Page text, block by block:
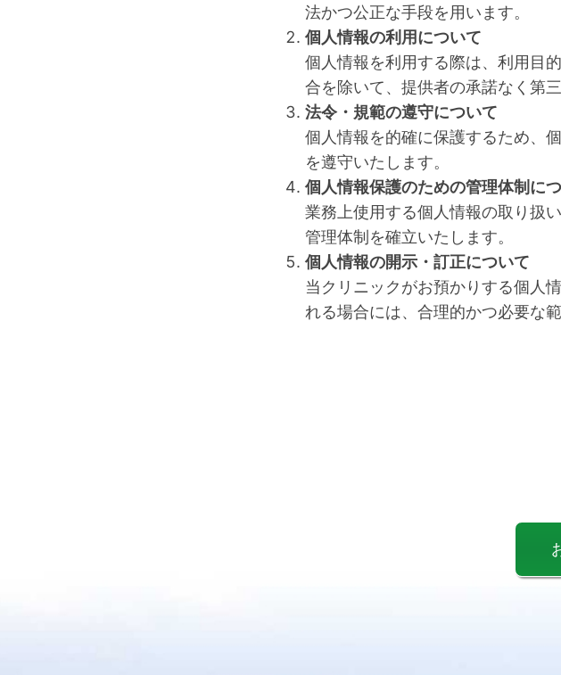
法かつ公正な手段を用います。
個人情報の利用について
個人情報を利用する際は、利用目
合を除いて、提供者の承諾なく第
法令・規範の遵守について
個人情報を的確に保護するため、
を遵守いたします。
個人情報保護のための管理体制に
業務上使用する個人情報の取り扱
管理体制を確立いたします。
個人情報の開示・訂正について
当クリニックがお預かりする個人
れる場合には、合理的かつ必要な